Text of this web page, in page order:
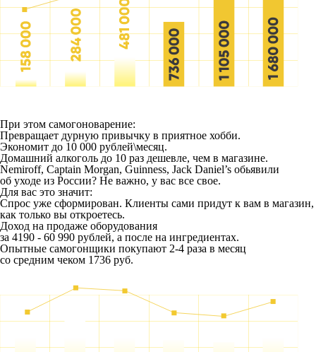
При этом самогоноварение:
Превращает дурную привычку в приятное хобби.
Экономит до 10 000 рублей\месяц.
Домашний алкоголь до 10 раз дешевле, чем в магазине.
Nemiroff, Captain Morgan, Guinness, Jack Daniel’s обьявили
об уходе из России? Не важно, у вас все свое.
Для вас это значит:
Спрос уже сформирован. Клиенты сами придут к вам в магазин,
как только вы откроетесь.
Доход на продаже оборудования
за 4190 - 60 990 рублей, а после на ингредиентах.
Опытные самогонщики покупают 2-4 раза в месяц
со средним чеком 1736 руб.